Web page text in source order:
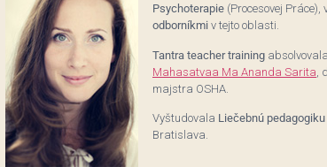
Psychoterapie (Procesovej Práce),
odborníkmi v tejto oblasti.
Tantra teacher training
Mahasatvaa Ma Ananda Sarita
majstra OSHA.
Vyštudovala Liečebnú pedagogiku
Bratislava.